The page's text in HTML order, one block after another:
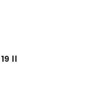
१९ ।।